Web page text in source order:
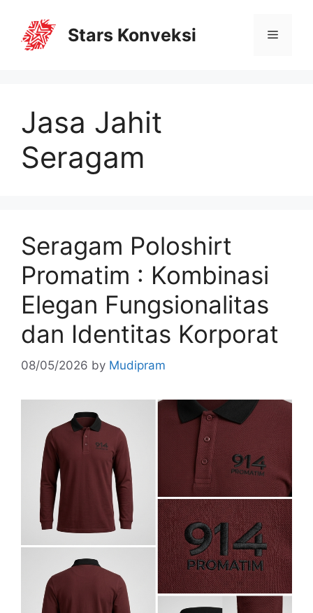
Stars Konveksi
Jasa Jahit
Seragam
Seragam Poloshirt
Promatim : Kombinasi
Elegan Fungsionalitas
dan Identitas Korporat
08/05/2026 by Mudipram